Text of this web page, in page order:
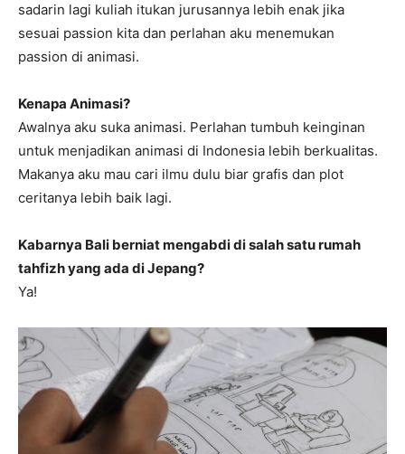
sadarin lagi kuliah itukan jurusannya lebih enak jika
sesuai passion kita dan perlahan aku menemukan
passion di animasi.
Kenapa Animasi?
Awalnya aku suka animasi. Perlahan tumbuh keinginan
untuk menjadikan animasi di Indonesia lebih berkualitas.
Makanya aku mau cari ilmu dulu biar grafis dan plot
ceritanya lebih baik lagi.
Kabarnya Bali berniat mengabdi di salah satu rumah
tahfizh yang ada di Jepang?
Ya!